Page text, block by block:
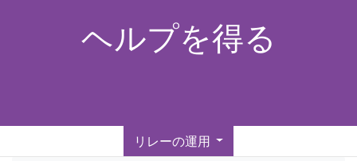
ヘルプを得る
リレーの運用